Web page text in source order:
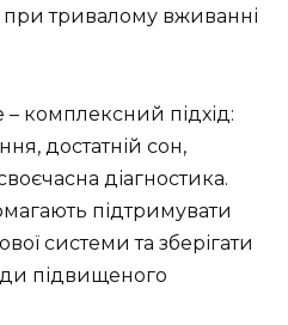
при тривалому вживанні
комплексний підхід:
достатній сон,
діагностика.
підтримувати
системи та зберігати
підвищеного